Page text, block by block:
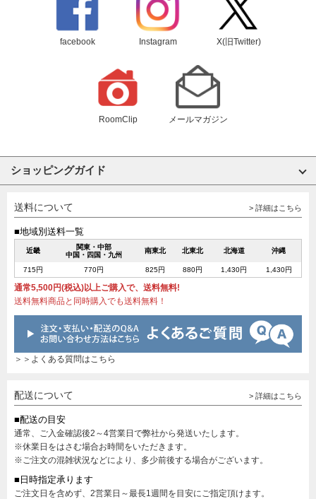
facebook Instagram X(旧Twitter)
RoomClip メールマガジン
ショッピングガイド
送料について > 詳細はこちら
■地域別送料一覧
近畿
関東・中部
中国・四国・九州
南東北 北東北 北海道 沖縄
715円 770円 825円 880円 1,430円 1,430円
通常5,500円(税込)以上ご購入で、送料無料!
送料無料商品と同時購入でも送料無料！
＞＞よくある質問はこちら
配送について > 詳細はこちら
■配送の目安
通常、ご入金確認後2～4営業日で弊社から発送いたします。
※休業日をはさむ場合お時間をいただきます。
※ご注文の混雑状況などにより、多少前後する場合がございます。
■日時指定承ります
ご注文日を含めず、2営業日～最長1週間を目安にご指定頂けます。